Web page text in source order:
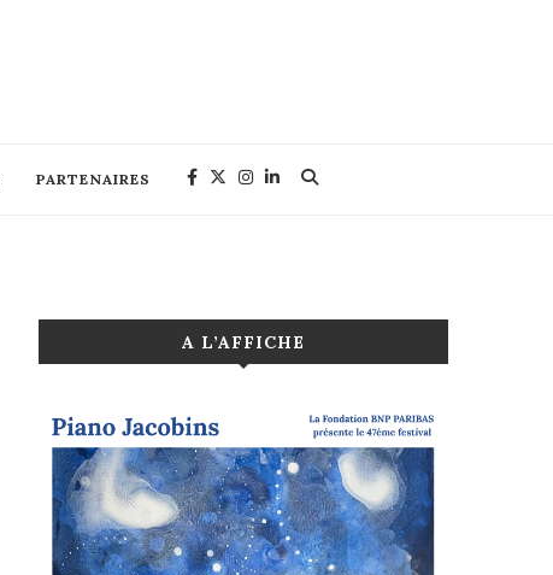
PARTENAIRES
A L’AFFICHE